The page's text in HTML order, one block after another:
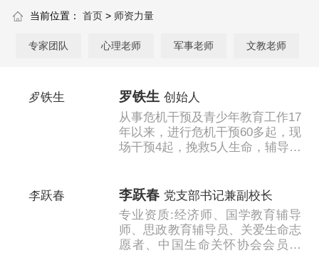
当前位置： 首页> 师资力量
专家团队 心理老师 军事老师 文教老师
罗铁生 创始人
从事危机干预及青少年教育工作17
年以来，进行危机干预60多起，现
场干预4起，挽救5人生命，辅导近
解......
李跃春 党支部书记兼副校长
专业资质:经济师、国学教育辅导
师、思政教育辅导员、关爱生命志
愿者、中国生命关怀协会会员。